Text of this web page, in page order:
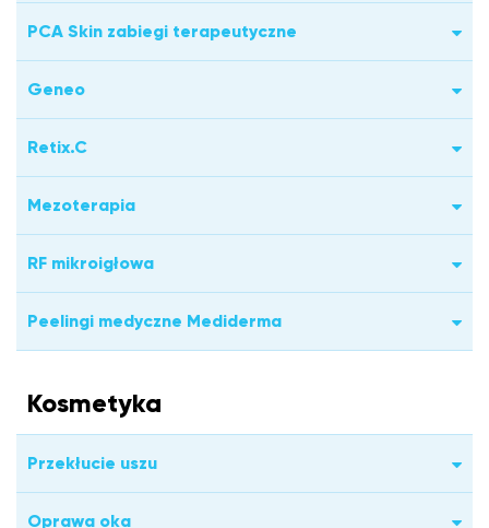
PCA Skin zabiegi terapeutyczne
Geneo
Retix.C
Mezoterapia
RF mikroigłowa
Peelingi medyczne Mediderma
Kosmetyka
Przekłucie uszu
Oprawa oka